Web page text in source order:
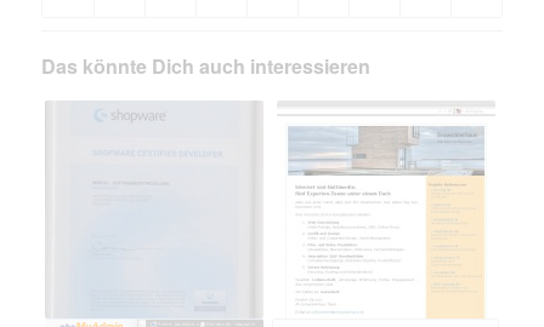
Das könnte Dich auch interessieren